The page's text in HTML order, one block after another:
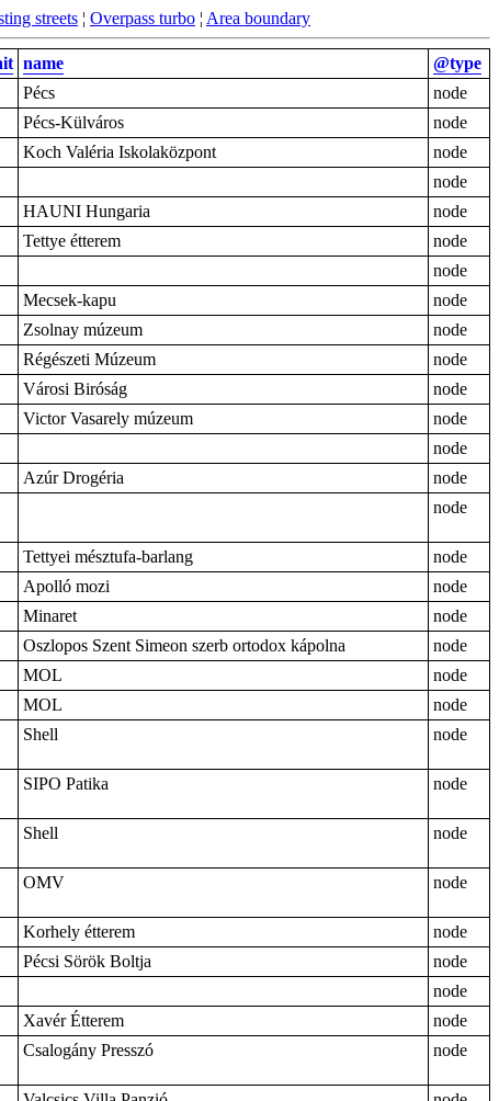
streets ¦ Overpass turbo ¦ Area boundary
name
@type
Pécs
node
Pécs-Külváros
node
Koch Valéria Iskolaközpont
node
node
HAUNI Hungaria
node
Tettye étterem
node
node
Mecsek-kapu
node
Zsolnay múzeum
node
Régészeti Múzeum
node
Városi Biróság
node
Victor Vasarely múzeum
node
node
Azúr Drogéria
node
node
Tettyei mésztufa-barlang
node
Apolló mozi
node
Minaret
node
Oszlopos Szent Simeon szerb ortodox kápolna
node
MOL
node
MOL
node
Shell node
SIPO Patika node
Shell node
OMV node
Korhely étterem
node
Pécsi Sörök Boltja
node
node
Xavér Étterem
node
Csalogány Presszó node